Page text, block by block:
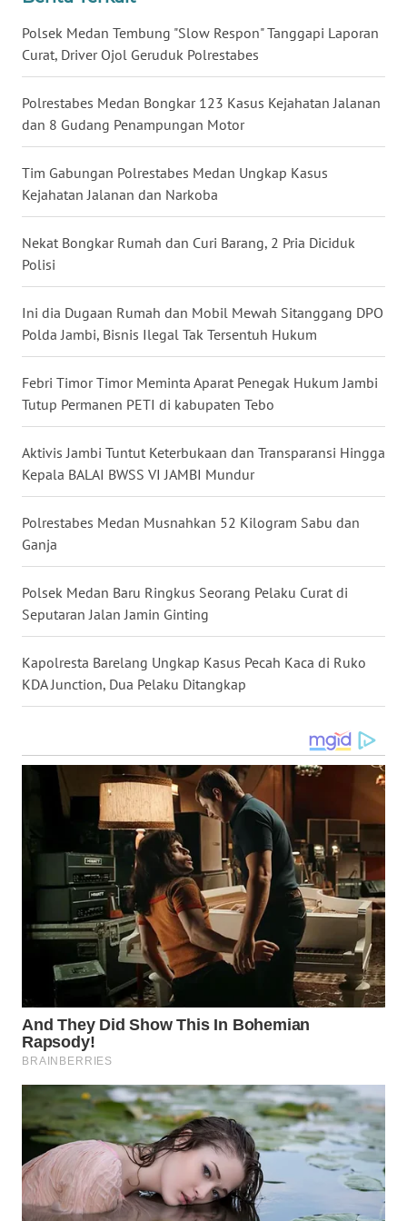
Polsek Medan Tembung "Slow Respon" Tanggapi Laporan
Curat, Driver Ojol Geruduk Polrestabes
Polrestabes Medan Bongkar 123 Kasus Kejahatan Jalanan
dan 8 Gudang Penampungan Motor
Tim Gabungan Polrestabes Medan Ungkap Kasus
Kejahatan Jalanan dan Narkoba
Nekat Bongkar Rumah dan Curi Barang, 2 Pria Diciduk
Polisi
Ini dia Dugaan Rumah dan Mobil Mewah Sitanggang DPO
Polda Jambi, Bisnis Ilegal Tak Tersentuh Hukum
Febri Timor Timor Meminta Aparat Penegak Hukum Jambi
Tutup Permanen PETI di kabupaten Tebo
Aktivis Jambi Tuntut Keterbukaan dan Transparansi Hingga
Kepala BALAI BWSS VI JAMBI Mundur
Polrestabes Medan Musnahkan 52 Kilogram Sabu dan
Ganja
Polsek Medan Baru Ringkus Seorang Pelaku Curat di
Seputaran Jalan Jamin Ginting
Kapolresta Barelang Ungkap Kasus Pecah Kaca di Ruko
KDA Junction, Dua Pelaku Ditangkap
SERAMBI
WN
JAMBI
WN
SULTRA
WN
NTB
WN
SULTENG
WN
SULBAR
WN
BABEL
WN
SUMSEL
BENGKULU
WN
JATENG
WN
NUSANTARA
WN
JOGJA
WN
JATIM
WN
WN
KALBAR
WN
KALTENG